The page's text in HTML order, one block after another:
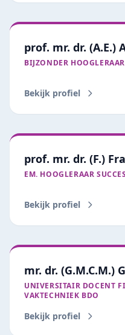
prof. mr. dr. (A.E.)
BIJZONDER
Bekijk profiel
prof. mr. dr. (F.)
EM. HOOGLERAAR
Bekijk profiel
mr. dr. (G.M.C.M.)
UNIVERSITAIR DOCENT
VAKTECHNIEK BDO
Bekijk profiel